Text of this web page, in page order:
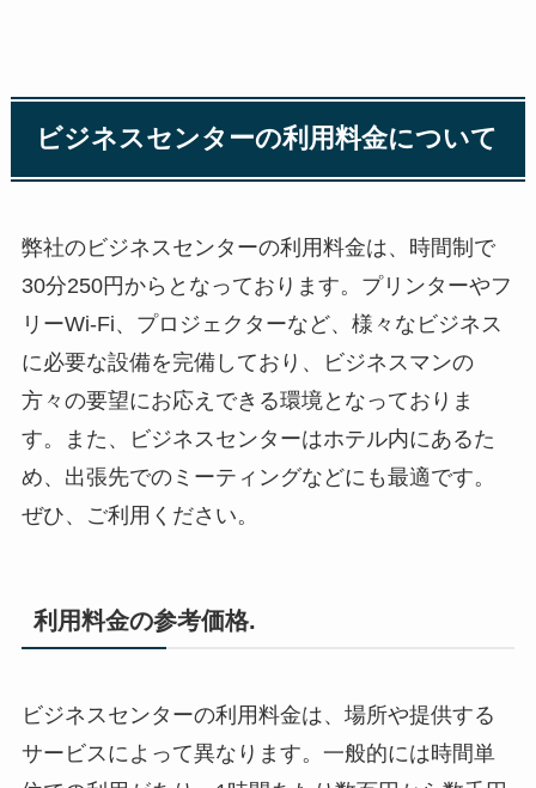
ビジネスセンターの利用料金について
弊社のビジネスセンターの利用料金は、時間制で
30分250円からとなっております。プリンターやフ
リーWi-Fi、プロジェクターなど、様々なビジネス
に必要な設備を完備しており、ビジネスマンの
方々の要望にお応えできる環境となっておりま
す。また、ビジネスセンターはホテル内にあるた
め、出張先でのミーティングなどにも最適です。
ぜひ、ご利用ください。
利用料金の参考価格.
ビジネスセンターの利用料金は、場所や提供する
サービスによって異なります。一般的には時間単